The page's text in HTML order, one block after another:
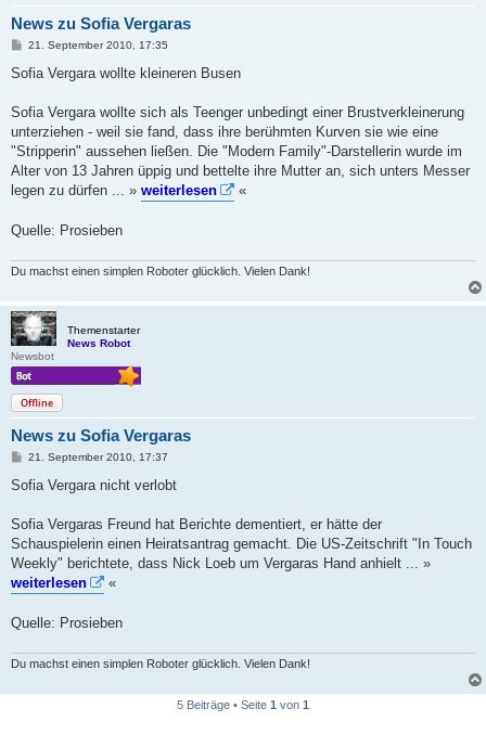
News zu Sofia Vergaras
B
i
a
21. September 2010, 17:35
Sofia Vergara wollte kleineren Busen
Sofia Vergara wollte sich als Teenger unbedingt einer Brustverkleinerung
unterziehen - weil sie fand, dass ihre berühmten Kurven sie wie eine
"Stripperin" aussehen ließen. Die "Modern Family"-Darstellerin wurde im
Alter von 13 Jahren üppig und bettelte ihre Mutter an, sich unters Messer
legen zu dürfen ... » weiterlesen «
Quelle: Prosieben
Du machst einen simplen Roboter glücklich. Vielen Dank!
Themenstarter
News Robot
Newsbot
Offline
News zu Sofia Vergaras
B
i
a
21. September 2010, 17:37
Sofia Vergara nicht verlobt
Sofia Vergaras Freund hat Berichte dementiert, er hätte der
Schauspielerin einen Heiratsantrag gemacht. Die US-Zeitschrift "In Touch
Weekly" berichtete, dass Nick Loeb um Vergaras Hand anhielt ... »
weiterlesen
«
Quelle: Prosieben
Du machst einen simplen Roboter glücklich. Vielen Dank!
5 Beiträge • Seite 1 von 1